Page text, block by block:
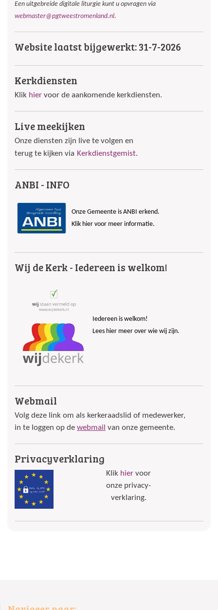
Een uitgebreide digitale liturgie kunt u opvragen via
webmaster@pgtweestromenland.nl.
Website laatst bijgewerkt: 31-7-2026
Kerkdiensten
Klik hier voor de aankomende kerkdiensten.
Live meekijken
Onze diensten zijn live te volgen en
terug te kijken via Kerkdienstgemist.
ANBI - INFO
Onze Gemeente is ANBI erkend.
Klik hier voor meer informatie.
Wij de Kerk - Iedereen is welkom!
Iedereen is welkom!
Lees hier meer over wie wij zijn.
Webmail
Volg deze link om als kerkeraadslid of medewerker,
in te loggen op de webmail van onze gemeente.
Privacyverklaring
Klik hier voor
onze privacy-
verklaring.